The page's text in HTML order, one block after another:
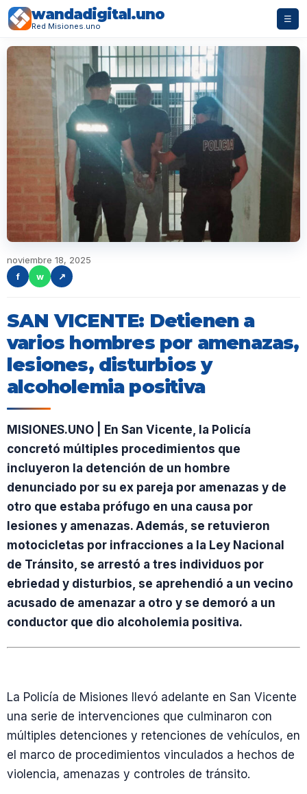
wandadigital.uno
Red Misiones.uno
☰
noviembre 18, 2025
f
w ↗
SAN VICENTE: Detienen a
varios hombres por amenazas,
lesiones, disturbios y
alcoholemia positiva
MISIONES.UNO | En San Vicente, la Policía
concretó múltiples procedimientos que
incluyeron la detención de un hombre
denunciado por su ex pareja por amenazas y de
otro que estaba prófugo en una causa por
lesiones y amenazas. Además, se retuvieron
motocicletas por infracciones a la Ley Nacional
de Tránsito, se arrestó a tres individuos por
ebriedad y disturbios, se aprehendió a un vecino
acusado de amenazar a otro y se demoró a un
conductor que dio alcoholemia positiva.
La Policía de Misiones llevó adelante en San Vicente
una serie de intervenciones que culminaron con
múltiples detenciones y retenciones de vehículos, en
el marco de procedimientos vinculados a hechos de
violencia, amenazas y controles de tránsito.